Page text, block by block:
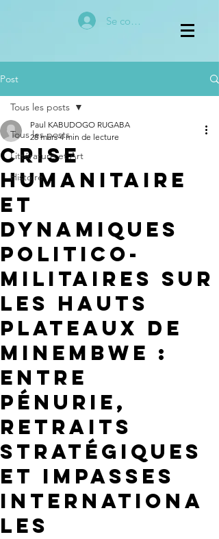
Se connecter
Post
Tous les posts
Littérature et Art
Histoire
Tous les posts
Crise
humanitaire
et
dynamiques
politico-
militaires sur
les hauts
plateaux de
Minembwe :
entre
pénurie,
retraits
stratégiques
et impasses
internationa
les
Paul KABUDOGO RUGABA
28 mars 4 min de lecture